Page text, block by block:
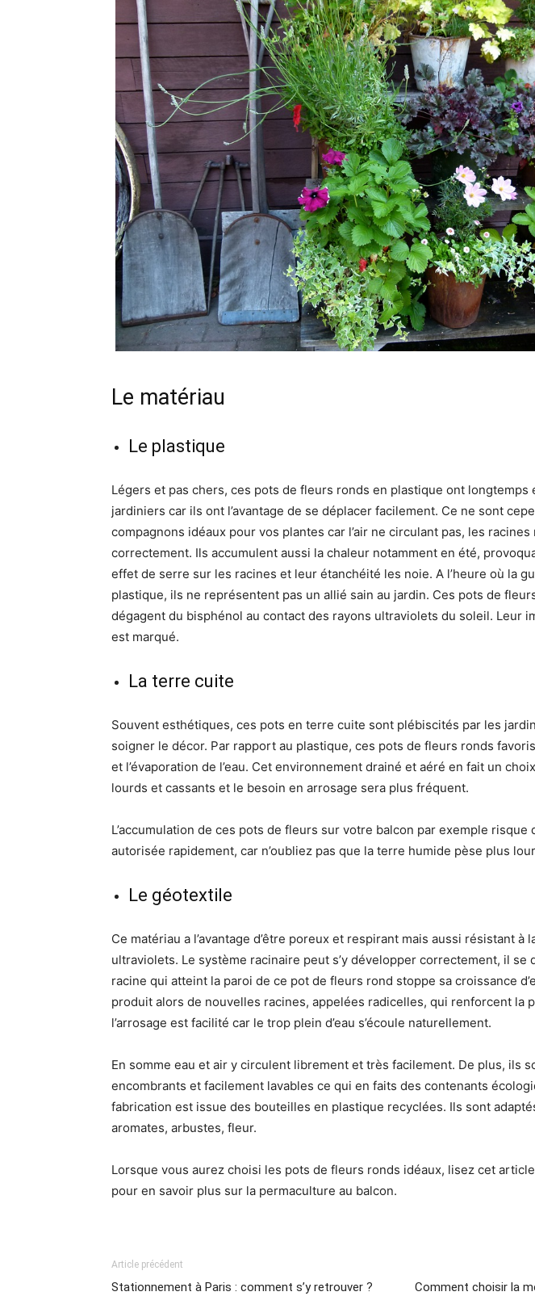
Le matériau
Le plastique
Légers et pas chers, ces pots de fleurs ronds en plastique ont longtemps
jardiniers car ils ont l’avantage de se déplacer facilement. Ce ne sont
compagnons idéaux pour vos plantes car l’air ne circulant pas, les
correctement. Ils accumulent aussi la chaleur notamment en été,
effet de serre sur les racines et leur étanchéité les noie. A l’heure où la
plastique, ils ne représentent pas un allié sain au jardin. Ces pots de
dégagent du bisphénol au contact des rayons ultraviolets du soleil. Leur
est marqué.
La terre cuite
Souvent esthétiques, ces pots en terre cuite sont plébiscités par les
soigner le décor. Par rapport au plastique, ces pots de fleurs ronds
et l’évaporation de l’eau. Cet environnement drainé et aéré en fait un
lourds et cassants et le besoin en arrosage sera plus fréquent.
L’accumulation de ces pots de fleurs sur votre balcon par exemple risque
autorisée rapidement, car n’oubliez pas que la terre humide pèse plus
Le géotextile
Ce matériau a l’avantage d’être poreux et respirant mais aussi résistant à
ultraviolets. Le système racinaire peut s’y développer correctement, il se
racine qui atteint la paroi de ce pot de fleurs rond stoppe sa croissance
produit alors de nouvelles racines, appelées radicelles, qui renforcent la
l’arrosage est facilité car le trop plein d’eau s’écoule naturellement.
En somme eau et air y circulent librement et très facilement. De plus, ils
encombrants et facilement lavables ce qui en faits des contenants
fabrication est issue des bouteilles en plastique recyclées. Ils sont
aromates, arbustes, fleur.
Lorsque vous aurez choisi les pots de fleurs ronds idéaux, lisez cet
pour en savoir plus sur la permaculture au balcon.
Article précédent
Stationnement à Paris : comment s’y retrouver ? Comment choisir la